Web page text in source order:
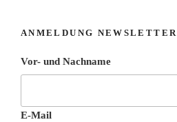
ANMELDUNG NEWSLETTER
Vor- und Nachname
E-Mail